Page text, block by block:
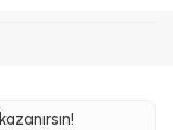
kazanırsın!